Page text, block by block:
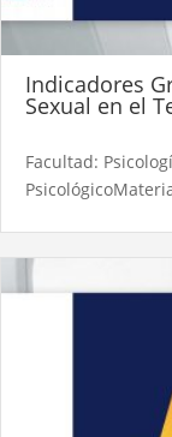
Indicadores
Sexual en el
Facultad: